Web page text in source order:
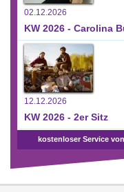
02.12.2026
KW 2026 - Carolina
12.12.2026
KW 2026 - 2er Sitz
kostenloser Service von